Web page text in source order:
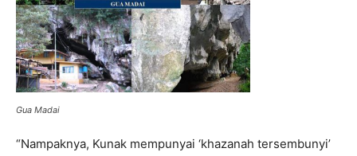
Gua Madai
“Nampaknya, Kunak mempunyai ‘khazanah tersembunyi’